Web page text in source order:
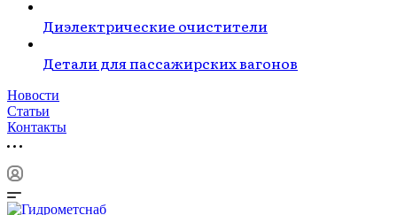
Диэлектрические очистители
Детали для пассажирских вагонов
Новости
Статьи
Контакты